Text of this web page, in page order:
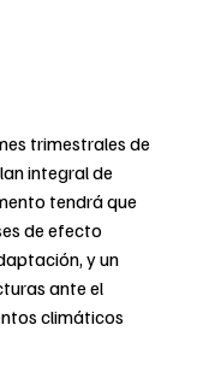
trimestrales de
integral de
tendrá que
de efecto
y un
ante el
climáticos